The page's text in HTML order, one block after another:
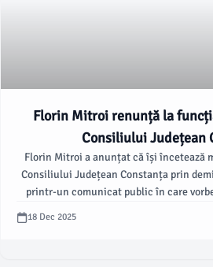
Florin Mitroi renunță la
Consiliului Județean
Florin Mitroi a anunțat că își încetează
Consiliului Județean Constanța prin
printr-un comunicat public în care
profundă și blocaje administrative. El
respect pentru toți cetățenii județului,
18 Dec 2025